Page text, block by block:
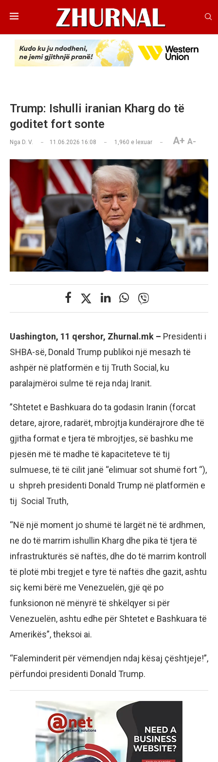
Trump: Ishulli iranian Kharg do të
goditet fort sonte
Nga D. V. 11.06.2026 16:08 1,960 e lexuar A+ A-
Uashington, 11 qershor, Zhurnal.mk – Presidenti i
SHBA-së, Donald Trump publikoi një mesazh të
ashpër në platformën e tij Truth Social, ku
paralajmëroi sulme të reja ndaj Iranit.
”Shtetet e Bashkuara do ta godasin Iranin (forcat
detare, ajrore, radarët, mbrojtja kundërajrore dhe të
gjitha format e tjera të mbrojtjes, së bashku me
pjesën më të madhe të kapaciteteve të tij
sulmuese, të të cilit janë “elimuar sot shumë fort “),
u shpreh presidenti Donald Trump në platformën e
tij Social Truth,
“Në një moment jo shumë të largët në të ardhmen,
ne do të marrim ishullin Kharg dhe pika të tjera të
infrastrukturës së naftës, dhe do të marrim kontroll
të plotë mbi tregjet e tyre të naftës dhe gazit, ashtu
siç kemi bërë me Venezuelën, gjë që po
funksionon në mënyrë të shkëlqyer si për
Venezuelën, ashtu edhe për Shtetet e Bashkuara të
Amerikës”, theksoi ai.
“Faleminderit për vëmendjen ndaj kësaj çështjeje!”,
përfundoi presidenti Donald Trump.